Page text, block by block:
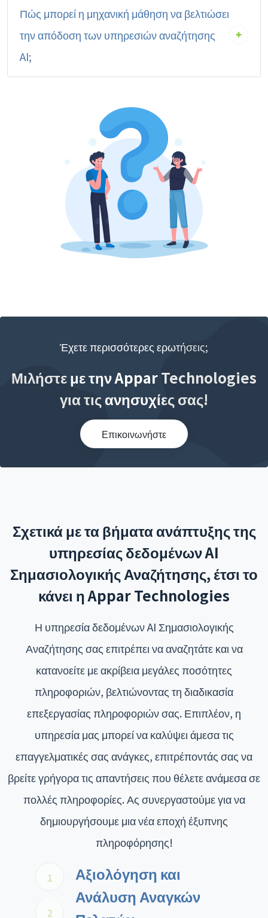
Πώς μπορεί η μηχανική μάθηση να βελτιώσει
την απόδοση των υπηρεσιών αναζήτησης
AI;
Έχετε περισσότερες ερωτήσεις;
Μιλήστε με την Appar Technologies
για τις ανησυχίες σας!
Επικοινωνήστε
Σχετικά με τα βήματα ανάπτυξης της
υπηρεσίας δεδομένων AI
Σημασιολογικής Αναζήτησης, έτσι το
κάνει η Appar Technologies
Η υπηρεσία δεδομένων AI Σημασιολογικής
Αναζήτησης σας επιτρέπει να αναζητάτε και να
κατανοείτε με ακρίβεια μεγάλες ποσότητες
πληροφοριών, βελτιώνοντας τη διαδικασία
επεξεργασίας πληροφοριών σας. Επιπλέον, η
υπηρεσία μας μπορεί να καλύψει άμεσα τις
επαγγελματικές σας ανάγκες, επιτρέποντάς σας να
βρείτε γρήγορα τις απαντήσεις που θέλετε ανάμεσα σε
πολλές πληροφορίες. Ας συνεργαστούμε για να
δημιουργήσουμε μια νέα εποχή έξυπνης
πληροφόρησης!
1
2
Αξιολόγηση και
Ανάλυση Αναγκών